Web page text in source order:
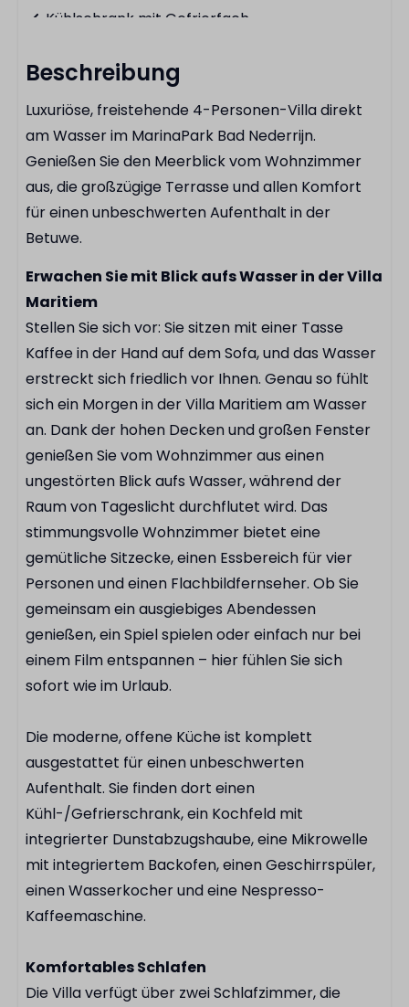
Kühlschrank mit Gefrierfach
Kochfeld
Wasserkocher
Besteck
Pfannenset
Toaster
Kaffeekapselmaschine
Badezimmer
Begehbare Regendusche
Doppelte Waschbecken
Außenbereich
Sonnenschirm
Am Wasser
Außenterrasse
Einrichtungen
E-Chopper-Verleih
Spielplatz
Restaurant
Fahrradverleih
Beschreibung
Luxuriöse, freistehende 4-Personen-Villa direkt
am Wasser im MarinaPark Bad Nederrijn.
Genießen Sie den Meerblick vom Wohnzimmer
aus, die großzügige Terrasse und allen Komfort
für einen unbeschwerten Aufenthalt in der
Betuwe.
Erwachen Sie mit Blick aufs Wasser in der Villa
Maritiem
Stellen Sie sich vor: Sie sitzen mit einer Tasse
Kaffee in der Hand auf dem Sofa, und das Wasser
erstreckt sich friedlich vor Ihnen. Genau so fühlt
sich ein Morgen in der Villa Maritiem am Wasser
an. Dank der hohen Decken und großen Fenster
genießen Sie vom Wohnzimmer aus einen
ungestörten Blick aufs Wasser, während der
Raum von Tageslicht durchflutet wird. Das
stimmungsvolle Wohnzimmer bietet eine
gemütliche Sitzecke, einen Essbereich für vier
Personen und einen Flachbildfernseher. Ob Sie
gemeinsam ein ausgiebiges Abendessen
genießen, ein Spiel spielen oder einfach nur bei
einem Film entspannen – hier fühlen Sie sich
sofort wie im Urlaub.
Die moderne, offene Küche ist komplett
ausgestattet für einen unbeschwerten
Aufenthalt. Sie finden dort einen
Kühl-/Gefrierschrank, ein Kochfeld mit
integrierter Dunstabzugshaube, eine Mikrowelle
mit integriertem Backofen, einen Geschirrspüler,
einen Wasserkocher und eine Nespresso-
Kaffeemaschine.
Komfortables Schlafen
Die Villa verfügt über zwei Schlafzimmer, die